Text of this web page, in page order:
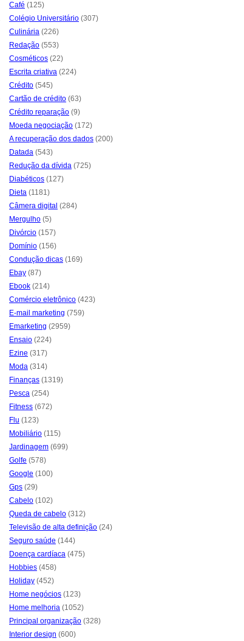
Café (125)
Colégio Universitário (307)
Culinária (226)
Redação (553)
Cosméticos (22)
Escrita criativa (224)
Crédito (545)
Cartão de crédito (63)
Crédito reparação (9)
Moeda negociação (172)
A recuperação dos dados (200)
Datada (543)
Redução da dívida (725)
Diabéticos (127)
Dieta (1181)
Câmera digital (284)
Mergulho (5)
Divórcio (157)
Domínio (156)
Condução dicas (169)
Ebay (87)
Ebook (214)
Comércio eletrônico (423)
E-mail marketing (759)
Emarketing (2959)
Ensaio (224)
Ezine (317)
Moda (314)
Finanças (1319)
Pesca (254)
Fitness (672)
Flu (123)
Mobiliário (115)
Jardinagem (699)
Golfe (578)
Google (100)
Gps (29)
Cabelo (102)
Queda de cabelo (312)
Televisão de alta definição (24)
Seguro saúde (144)
Doença cardíaca (475)
Hobbies (458)
Holiday (452)
Home negócios (123)
Home melhoria (1052)
Principal organização (328)
Interior design (600)